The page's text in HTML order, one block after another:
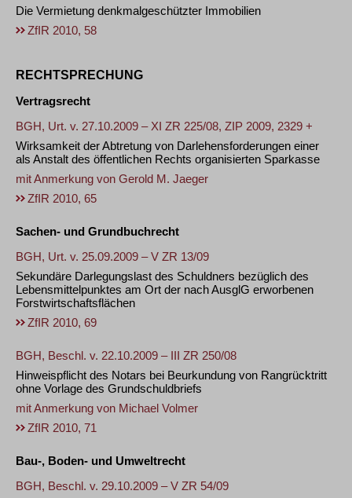
Die Vermietung denkmalgeschützter Immobilien
ZfIR 2010, 58
RECHTSPRECHUNG
Vertragsrecht
BGH, Urt. v. 27.10.2009 – XI ZR 225/08, ZIP 2009, 2329 +
Wirksamkeit der Abtretung von Darlehensforderungen einer
als Anstalt des öffentlichen Rechts organisierten Sparkasse
mit Anmerkung von Gerold M. Jaeger
ZfIR 2010, 65
Sachen- und Grundbuchrecht
BGH, Urt. v. 25.09.2009 – V ZR 13/09
Sekundäre Darlegungslast des Schuldners bezüglich des
Lebensmittelpunktes am Ort der nach AusglG erworbenen
Forstwirtschaftsflächen
ZfIR 2010, 69
BGH, Beschl. v. 22.10.2009 – III ZR 250/08
Hinweispflicht des Notars bei Beurkundung von Rangrücktritt
ohne Vorlage des Grundschuldbriefs
mit Anmerkung von Michael Volmer
ZfIR 2010, 71
Bau-, Boden- und Umweltrecht
BGH, Beschl. v. 29.10.2009 – V ZR 54/09